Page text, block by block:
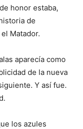
honor estaba,
de
Matador.
aparecía como
de la nueva
Y así fue.
los azules